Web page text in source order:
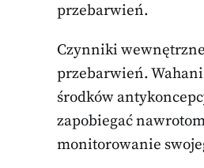
przebarwień.
Czynniki
przebarwień.
środków
zapobiegać
monitorowanie